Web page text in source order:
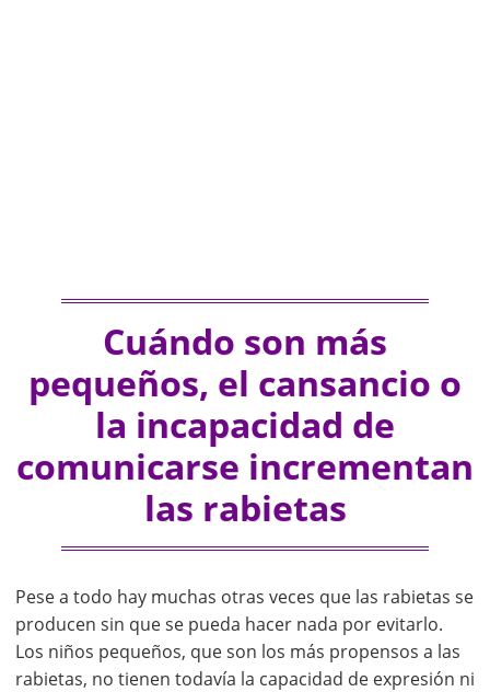
Cuándo son más
pequeños, el cansancio o
la incapacidad de
comunicarse incrementan
las rabietas
Pese a todo hay muchas otras veces que las rabietas se
producen sin que se pueda hacer nada por evitarlo.
Los niños pequeños, que son los más propensos a las
rabietas, no tienen todavía la capacidad de expresión ni